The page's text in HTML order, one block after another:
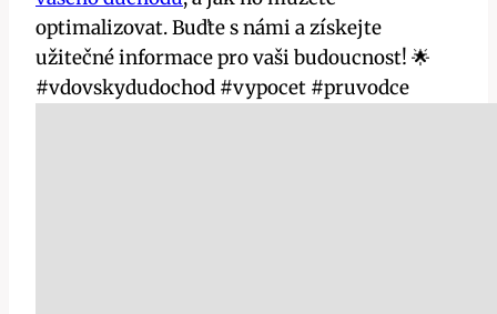
optimalizovat. Buďte s námi a získejte
užitečné informace pro vaši budoucnost! 🌟
#vdovskydudochod #vypocet #pruvodce